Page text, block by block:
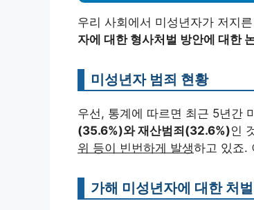
우리 사회에서 미성년자가 저지
자에 대한 형사처벌 방안에 대한
미성년자 범죄 현황
우선, 통계에 따르면 최근 5년간
(35.6%)와 재산범죄(32.6%)인
위 등이 빈번하게 발생하고 있죠.
가해 미성년자에 대한 처